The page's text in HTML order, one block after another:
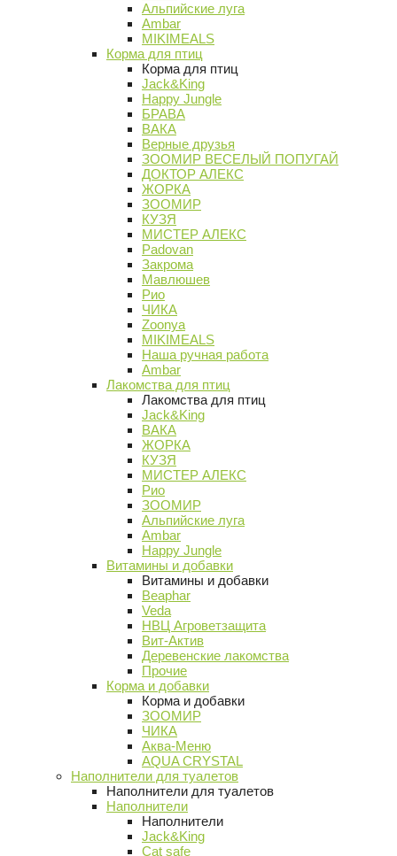
Альпийские луга
Ambar
MIKIMEALS
Корма для птиц
Корма для птиц
Jack&King
Happy Jungle
БРАВА
ВАКА
Верные друзья
ЗООМИР ВЕСЕЛЫЙ ПОПУГАЙ
ДОКТОР АЛЕКС
ЖОРКА
ЗООМИР
КУЗЯ
МИСТЕР АЛЕКС
Padovan
Закрома
Мавлюшев
Рио
ЧИКА
Zoonya
MIKIMEALS
Наша ручная работа
Ambar
Лакомства для птиц
Лакомства для птиц
Jack&King
ВАКА
ЖОРКА
КУЗЯ
МИСТЕР АЛЕКС
Рио
ЗООМИР
Альпийские луга
Ambar
Happy Jungle
Витамины и добавки
Витамины и добавки
Beaphar
Veda
НВЦ Агроветзащита
Вит-Актив
Деревенские лакомства
Прочие
Корма и добавки
Корма и добавки
ЗООМИР
ЧИКА
Аква-Меню
AQUA CRYSTAL
Наполнители для туалетов
Наполнители для туалетов
Наполнители
Наполнители
Jack&King
Cat safe